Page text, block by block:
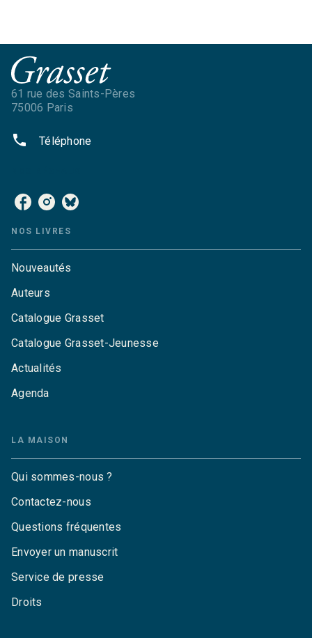
61 rue des Saints-Pères
75006 Paris
phone Téléphone
NOS LIVRES
Nouveautés
Auteurs
Catalogue Grasset
Catalogue Grasset-Jeunesse
Actualités
Agenda
LA MAISON
Qui sommes-nous ?
Contactez-nous
Questions fréquentes
Envoyer un manuscrit
Service de presse
Droits